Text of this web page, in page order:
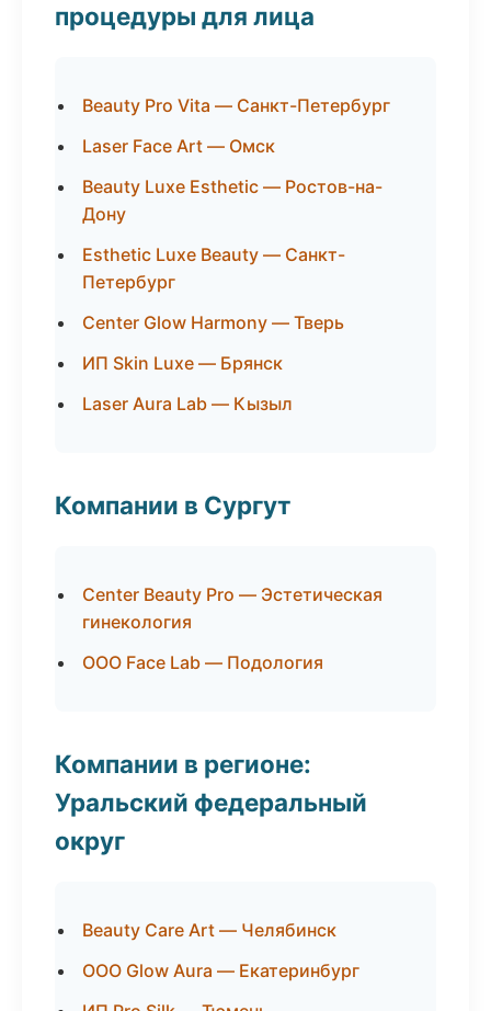
процедуры для лица
Beauty Pro Vita — Санкт-Петербург
Laser Face Art — Омск
Beauty Luxe Esthetic — Ростов-на-
Дону
Esthetic Luxe Beauty — Санкт-
Петербург
Center Glow Harmony — Тверь
ИП Skin Luxe — Брянск
Laser Aura Lab — Кызыл
Компании в Сургут
Center Beauty Pro — Эстетическая
гинекология
ООО Face Lab — Подология
Компании в регионе:
Уральский федеральный
округ
Beauty Care Art — Челябинск
ООО Glow Aura — Екатеринбург